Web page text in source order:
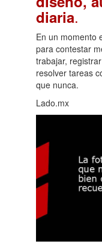
diaria.
En un momento
para contestar
trabajar,
resolver tareas
que nunca.
Lado.mx